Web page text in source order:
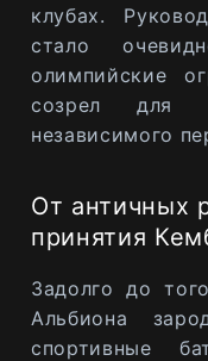
клубах.
стало
олимпийские
созрел для
независимого
От античных
принятия
Задолго до
Альбиона
спортивные